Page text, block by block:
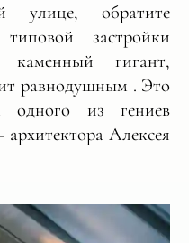
улице, обратите
застройки
каменный гигант,
равнодушным . Это
из гениев
архитектора Алексея